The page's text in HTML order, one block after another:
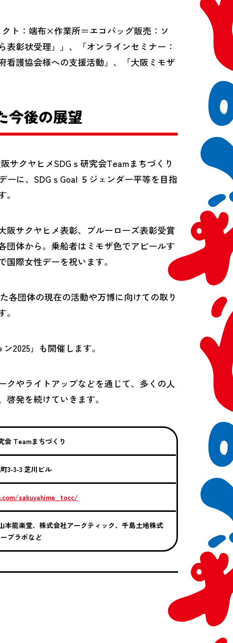
クト：端布×作業所＝エコバッグ販売：ソ
彰状受理」」、「オンラインセミナー：
看護協会様への支援活動」、「大阪ミモザ
今後の展望
サクヤヒメSDGｓ研究会Teamまちづくり
ーに、SDGｓGoal ５ジェンダー平等を目指
阪サクヤヒメ表彰、ブルーローズ表彰受賞
団体から。乗船者はミモザ色でアピールす
際女性デーを祝います。
各団体の現在の活動や万博に向けての取り
2025」も開催します。
クやライトアップなどを通じて、多くの人
発を続けていきます。
会 Teamまちづくり
3-3-3 芝川ビル
sakuyahime_tocc/
本能楽堂、株式会社アークティック、千島土地株式
ブラボなど